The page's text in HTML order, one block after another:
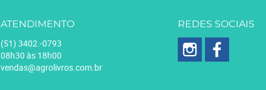
ATENDIMENTO
(51) 3402.-0793
08h30 às 18h00
vendas@agrolivros.com.br
REDES SOCIAIS